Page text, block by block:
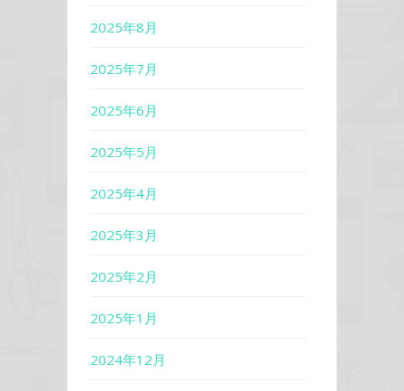
2025年8月
2025年7月
2025年6月
2025年5月
2025年4月
2025年3月
2025年2月
2025年1月
2024年12月